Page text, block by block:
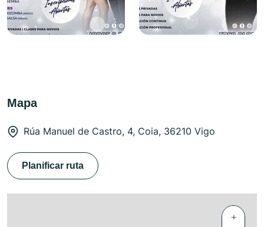
Mapa
Rúa Manuel de Castro, 4, Coia, 36210 Vigo
Planificar ruta
+